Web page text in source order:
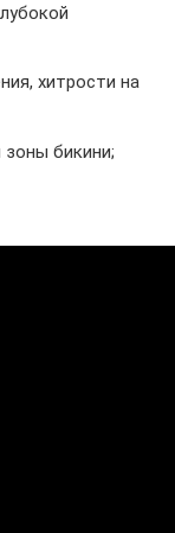
хитрости на
бикини;